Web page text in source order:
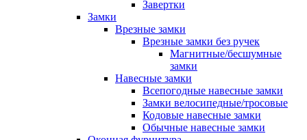
Завертки
Замки
Врезные замки
Врезные замки без ручек
Магнитные/бесшумные
замки
Навесные замки
Всепогодные навесные замки
Замки велосипедные/тросовые
Кодовые навесные замки
Обычные навесные замки